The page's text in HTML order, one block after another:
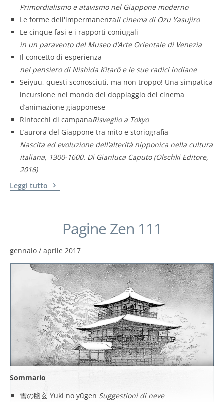
Primordialismo e atavismo nel Giappone moderno
Le forme dell'impermanenzaIl cinema di Ozu Yasujiro
Le cinque fasi e i rapporti coniugali
in un paravento del Museo d’Arte Orientale di Venezia
Il concetto di esperienza
nel pensiero di Nishida Kitarō e le sue radici indiane
Seiyuu, questi sconosciuti, ma non troppo! Una simpatica
incursione nel mondo del doppiaggio del cinema
d’animazione giapponese
Rintocchi di campanaRisveglio a Tokyo
L’aurora del Giappone tra mito e storiografia
Nascita ed evoluzione dell’alterità nipponica nella cultura
italiana, 1300-1600. Di Gianluca Caputo (Olschki Editore,
2016)
Leggi tutto
Pagine Zen 111
gennaio / aprile 2017
Sommario
雪の幽玄 Yuki no yūgen Suggestioni di neve